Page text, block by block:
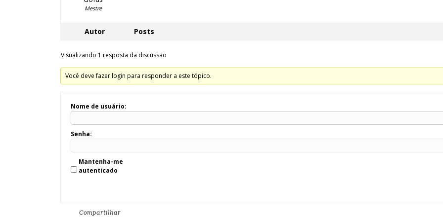
Mestre
Autor Posts
Visualizando 1 resposta da discussão
Você deve fazer login para responder a este tópico.
Nome de usuário:
Senha:
Mantenha-me
autenticado
Compartilhar